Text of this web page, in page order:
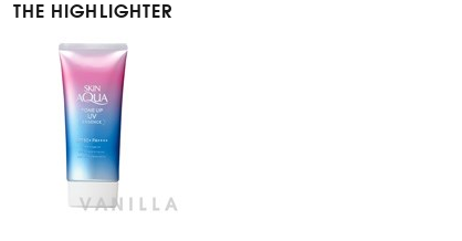
THE HIGHLIGHTER